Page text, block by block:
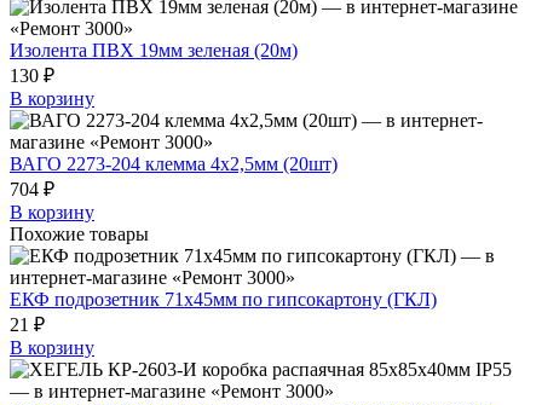
Изолента ПВХ 19мм зеленая (20м)
130 ₽
В корзину
ВАГО 2273-204 клемма 4х2,5мм (20шт)
704 ₽
В корзину
Похожие товары
ЕКФ подрозетник 71х45мм по гипсокартону (ГКЛ)
21 ₽
В корзину